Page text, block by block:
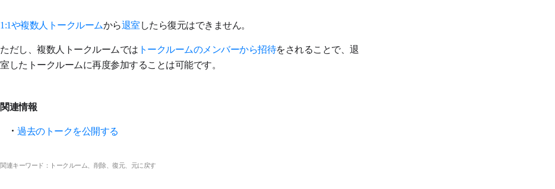
1:1や複数人トークルームから退室したら復元はできません。
ただし、複数人トークルームでは トークルームのメンバーから招待をされることで、退
室したトークルームに再度参加することは可能です。
関連情報
過去のトークを公開する
関連キーワード：トークルーム、削除、復元、元に戻す